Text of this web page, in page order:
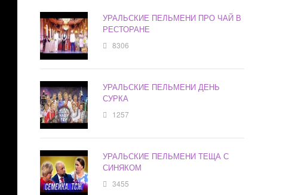
УРАЛЬСКИЕ ПЕЛЬМЕНИ ПРО ЧАЙ В
РЕСТОРАНЕ
8306
УРАЛЬСКИЕ ПЕЛЬМЕНИ ДЕНЬ
СУРКА
1257
УРАЛЬСКИЕ ПЕЛЬМЕНИ ТЕЩА С
СИНЯКОМ
3455